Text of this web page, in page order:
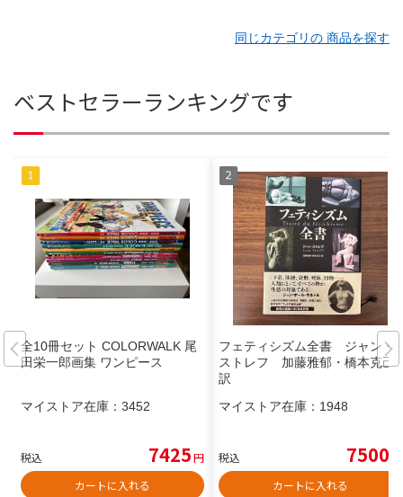
同じカテゴリの 商品を探す
ベストセラーランキングです
全10冊セット COLORWALK 尾
田栄一郎画集 ワンピース
マイストア在庫： 3452
税込 7425円
カートに入れる
フェティシズム全書 ジャン・
ストレフ 加藤雅郁・橋本克己
訳
マイストア在庫： 1948
税込 7500
カートに入れる